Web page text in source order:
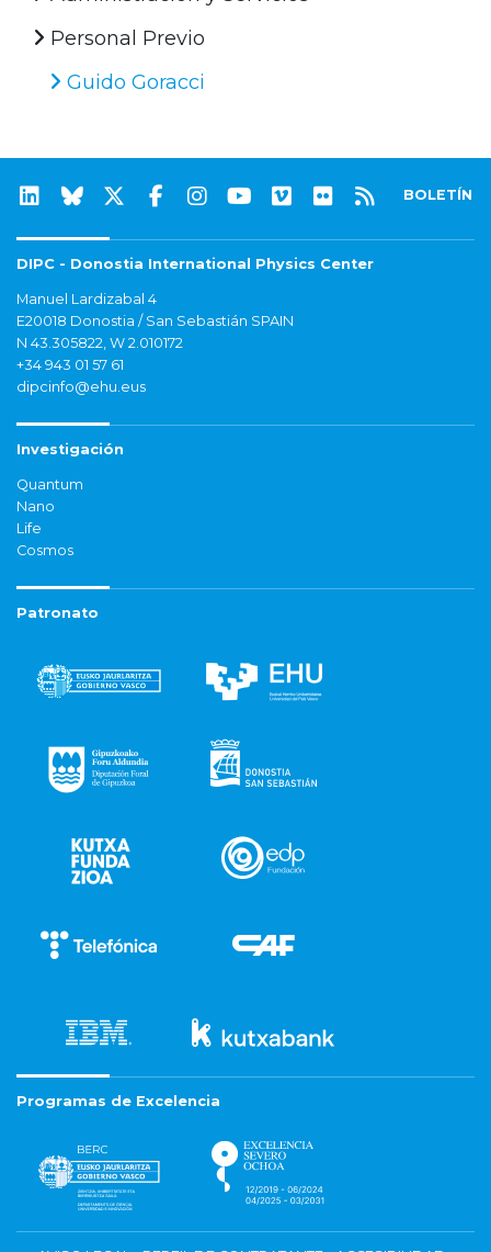
Personal Previo
Guido Goracci
BOLETÍN
DIPC - Donostia International Physics Center
Manuel Lardizabal 4
E20018 Donostia / San Sebastián SPAIN
N 43.305822, W 2.010172
+34 943 01 57 61
dipcinfo@ehu.eus
Investigación
Quantum
Nano
Life
Cosmos
Patronato
Programas de Excelencia